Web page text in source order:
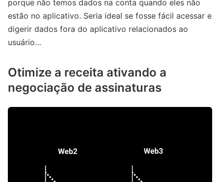
porque não temos dados na conta quando eles não
estão no aplicativo. Seria ideal se fosse fácil acessar e
digerir dados fora do aplicativo relacionados ao
usuário…
Otimize a receita ativando a
negociação de assinaturas